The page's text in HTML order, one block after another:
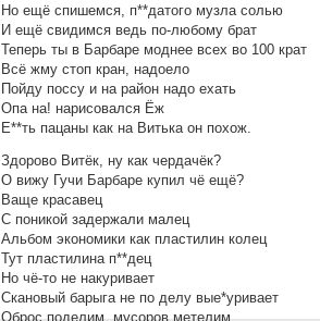
Но ещё спишемся, п**датого музла солью
И ещё свидимся ведь по-любому брат
Теперь ты в Барбаре моднее всех во 100 крат
Всё жму стоп кран, надоело
Пойду поссу и на район надо ехать
Опа на! нарисовался Ёж
Е**ть пацаны как на Витька он похож.
Здорово Витёк, ну как чердачёк?
О вижу Гучи Барбаре купил чё ещё?
Ваще красавец
С поникой задержали малец
Альбом экономики как пластилин колец
Тут пластилина п**дец
Но чё-то не накуривает
Скановый барыга не по делу вые*уривает
Оброс поделим, мусоров метелим